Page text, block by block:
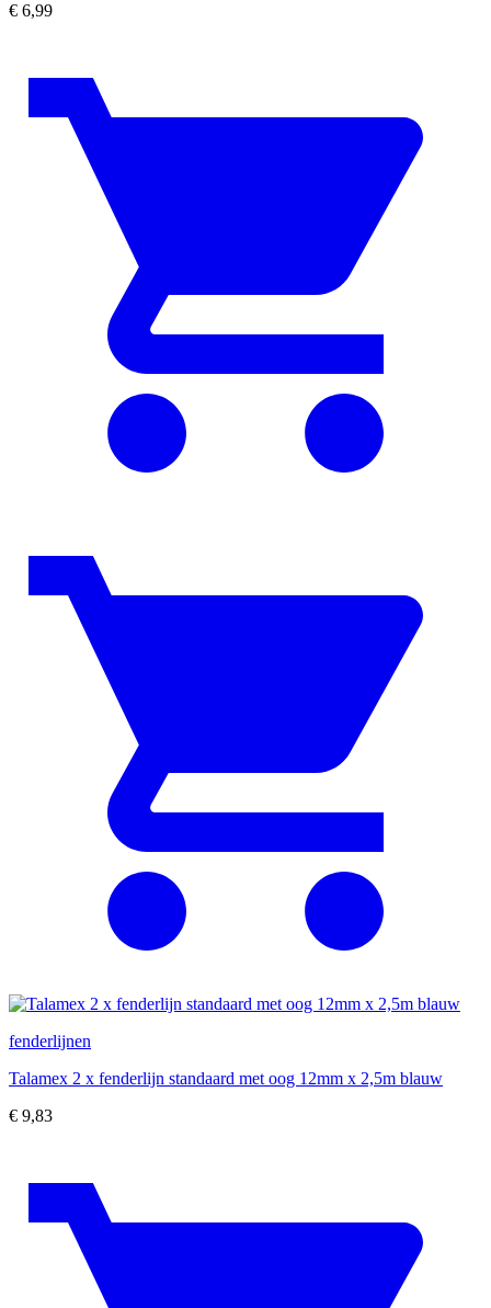
€ 6,99
fenderlijnen
Talamex 2 x fenderlijn standaard met oog 12mm x 2,5m blauw
€ 9,83